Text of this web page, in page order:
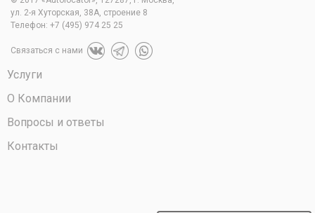
ул. 2-я Хуторская, 38А, строение 8
Телефон: +7 (495) 974 25 25
Связаться с нами
Услуги
О Компании
Вопросы и ответы
Контакты